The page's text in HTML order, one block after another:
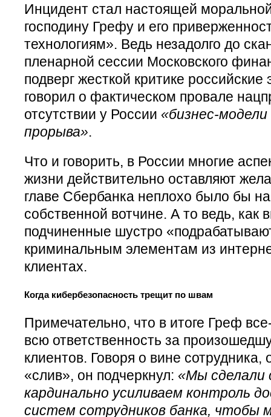
Инцидент стал настоящей
господину Грефу и его
технологиям». Ведь незадолго до
пленарной сессии Московского
подверг жесткой критике
говорил о фактическом провале
отсутствии у России «бизнес-
прорыва».
Что и говорить, в России многие
жизни действительно оставляют
главе Сбербанка неплохо было бы
собственной вотчине. А то ведь, как
подчиненные шустро
криминальным элементам из
клиентах.
Когда кибербезопасность трещит по швам
Примечательно, что в итоге Греф
всю ответственность за
клиентов. Говоря о вине сотрудника,
«слив», он подчеркнул: «Мы сделали
кардинально усиливаем контроль
систем сотрудников банка, чтобы